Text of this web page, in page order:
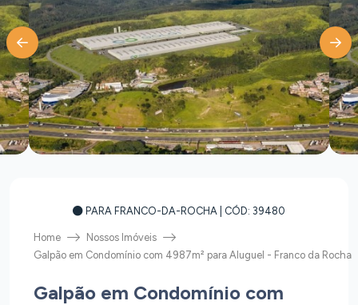
PARA FRANCO-DA-ROCHA | CÓD: 39480
Home
Nossos Imóveis
Galpão em Condomínio com 4987m² para Aluguel - Franco da Rocha
Galpão em Condomínio com